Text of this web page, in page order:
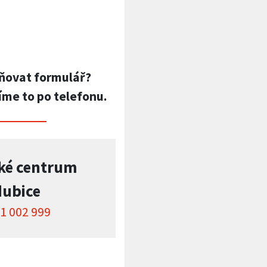
formulář?
to po telefonu.
centrum
002 999